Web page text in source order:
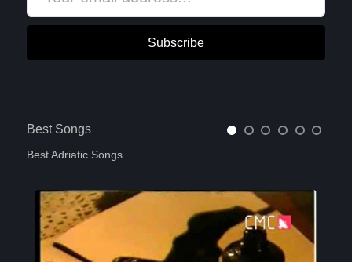
Subscribe
Best Songs
Best Adriatic Songs